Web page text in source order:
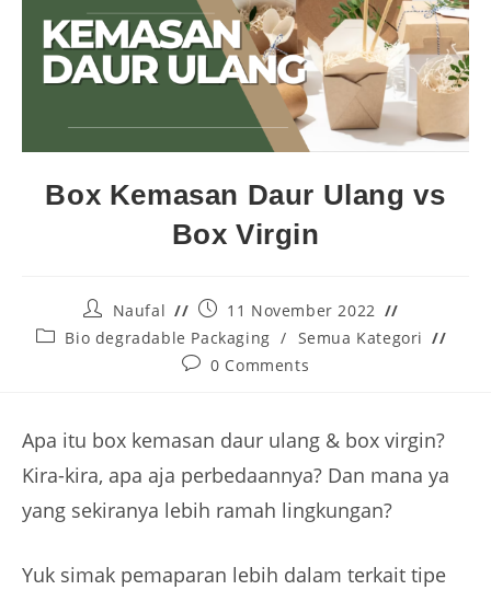
Box Kemasan Daur Ulang vs
Box Virgin
Naufal
11 November 2022
Bio degradable Packaging / Semua Kategori
0 Comments
Apa itu box kemasan daur ulang & box virgin?
Kira-kira, apa aja perbedaannya? Dan mana ya
yang sekiranya lebih ramah lingkungan?
Yuk simak pemaparan lebih dalam terkait tipe